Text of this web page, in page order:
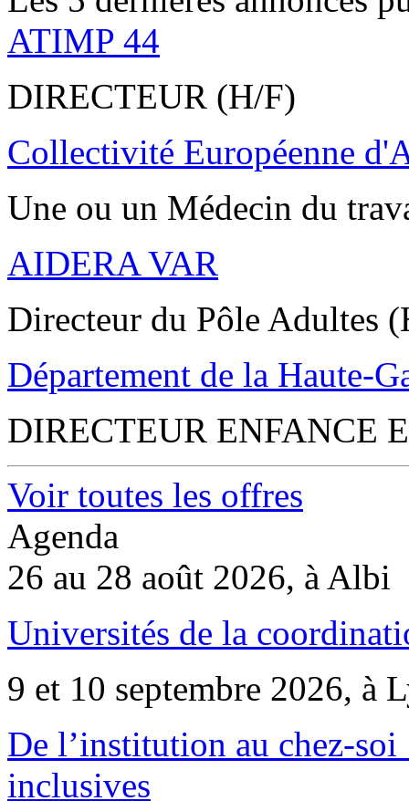
ATIMP 44
DIRECTEUR (H/F)
Collectivité Européenne
Une ou un Médecin du
AIDERA VAR
Directeur du Pôle Adultes
Département de la Haute-
DIRECTEUR ENFANCE
Voir toutes les offres
Agenda
26 au 28 août 2026, à Albi
Universités de la
9 et 10 septembre 2026, à
De l’institution au chez-
inclusives